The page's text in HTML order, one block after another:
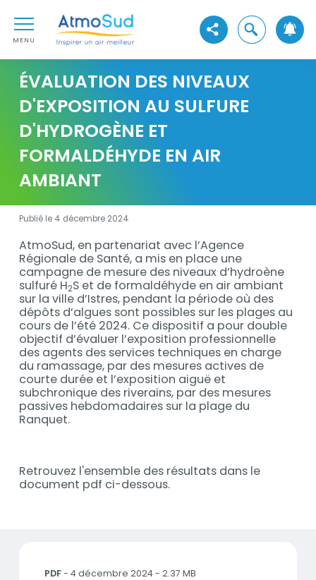
Aller au premier menu de navigation
Aller à la recherche
MENU
AtmoSud
Voir les réseaux sociaux
Ouvrir la
ÉVALUATION DES NIVEAUX
D'EXPOSITION AU SULFURE
D'HYDROGÈNE ET
FORMALDÉHYDE EN AIR
AMBIANT
Publié le 4 décembre 2024
Description
AtmoSud, en partenariat avec l’Agence
Régionale de Santé, a mis en place une
campagne de mesure des niveaux d’hydroène
sulfuré H2S et de formaldéhyde en air ambiant
sur la ville d’Istres, pendant la période où des
dépôts d’algues sont possibles sur les plages au
cours de l’été 2024. Ce dispositif a pour double
objectif d’évaluer l’exposition professionnelle
des agents des services techniques en charge
du ramassage, par des mesures actives de
courte durée et l’exposition aiguë et
subchronique des riverains, par des mesures
passives hebdomadaires sur la plage du
Ranquet.
Retrouvez l'ensemble des résultats dans le
document pdf ci-dessous.
PDF- 4 décembre 2024 - 2.37 MB